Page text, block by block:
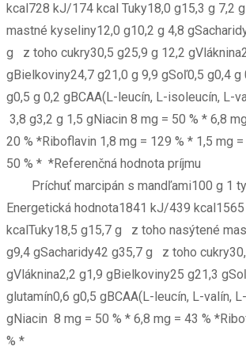
kcal728 kJ/174 kcal Tuky18,0 g15,3 g 7,2
mastné kyseliny12,0 g10,2 g 4,8
g z toho cukry30,5 g25,9 g 12,2
gBielkoviny24,7 g21,0 g 9,9 gSoľ0,5 g0,4 g
g0,5 g 0,2 gBCAA(L-leucín, L-isoleucín, L-
3,8 g3,2 g 1,5 gNiacin 8 mg = 50 % * 6,8
20 % *Riboflavin 1,8 mg = 129 % * 1,5 mg
50 % * *Referenčná hodnota príjmu
Príchuť marcipán s mandľami100 g 1
Energetická hodnota1841 kJ/439
kcalTuky18,5 g15,7 g z toho nasýtené
g9,4 gSacharidy42 g35,7 g z toho
gVláknina2,2 g1,9 gBielkoviny25 g21,3
glutamín0,6 g0,5 gBCAA(L-leucín, L-valín,
gNiacin 8 mg = 50 % * 6,8 mg = 43 %
% *